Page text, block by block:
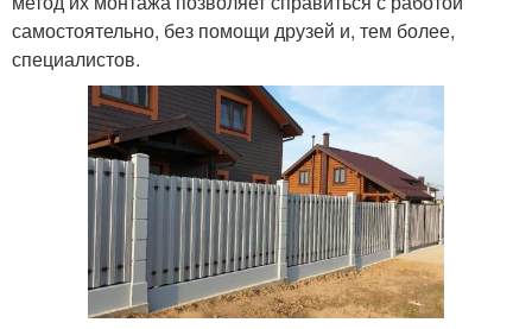
самостоятельно, без помощи друзей и, тем более,
специалистов.